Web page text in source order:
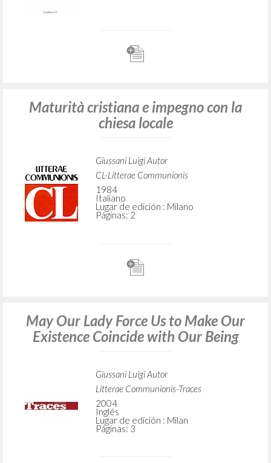
Maturità cristiana e impegno con la
chiesa locale
Giussani Luigi Autor
CL-Litterae Communionis
1984
Italiano
Lugar de edición : Milano
Páginas: 2
May Our Lady Force Us to Make Our
Existence Coincide with Our Being
Giussani Luigi Autor
Litterae Communionis-Traces
2004
Inglés
Lugar de edición : Milan
Páginas: 3